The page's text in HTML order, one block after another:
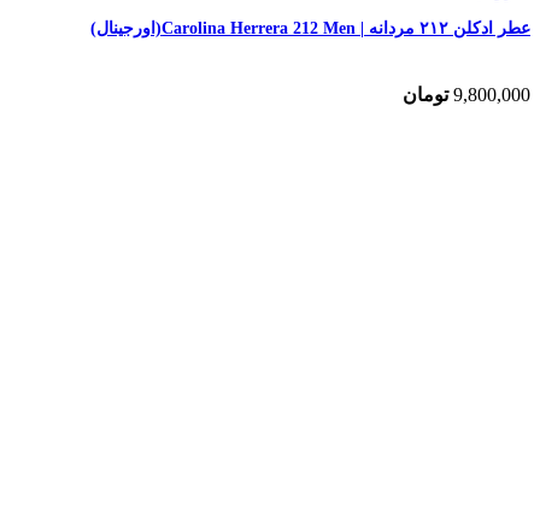
عطر ادکلن ۲۱۲ مردانه | Carolina Herrera 212 Men(اورجینال)
9,800,000 تومان